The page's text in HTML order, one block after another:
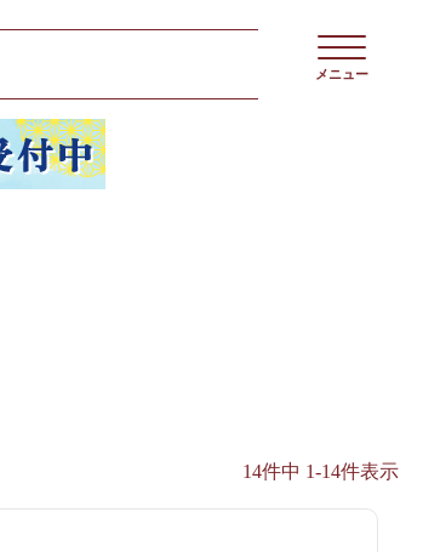
メニュー
14件中 1-14件表示